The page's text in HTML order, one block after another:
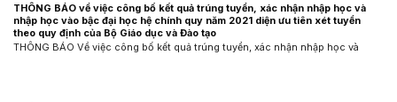
THÔNG BÁO về việc công bố kết quả trúng tuyển, xác nhận nhập học và
nhập học vào bậc đại học hệ chính quy năm 2021 diện ưu tiên xét tuyển
theo quy định của Bộ Giáo dục và Đào tạo
THÔNG BÁO Về việc công bố kết quả trúng tuyển, xác nhận nhập học và